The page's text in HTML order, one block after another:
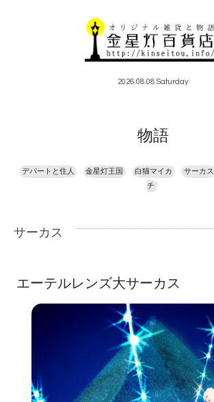
2026.08.08 Saturday
物語
デパートと住人 金星灯王国 白猫マイカ サーカス
チ
サーカス
エーテルレンズ大サーカス